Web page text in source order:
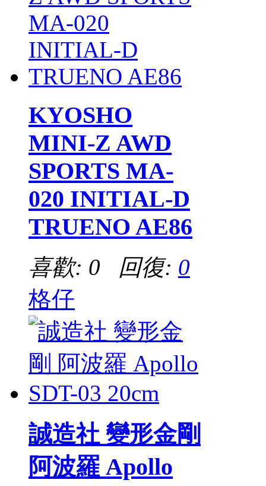
KYOSHO
MINI-Z AWD
SPORTS MA-
020 INITIAL-D
TRUENO AE86
喜歡: 0 回復: 0
格仔
誠造社 變形金剛
阿波羅 Apollo